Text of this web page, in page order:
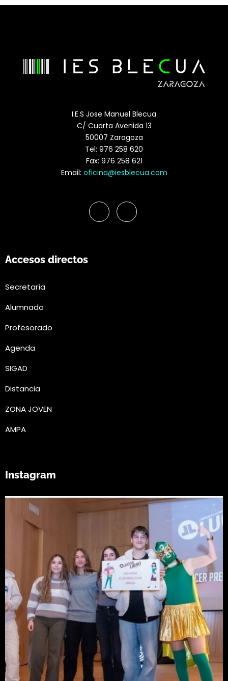
I.E.S Jose Manuel Blecua
C/ Cuarta Avenida 13
50007 Zaragoza
Tel: 976 258 620
Fax: 976 258 621
Email: oficina@iesblecua.com
Accesos directos
Secretaría
Alumnado
Profesorado
Agenda
SIGAD
Distancia
ZONA JOVEN
AMPA
Instagram